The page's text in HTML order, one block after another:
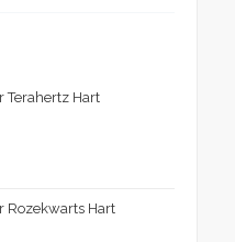
Terahertz Hart
Rozekwarts Hart